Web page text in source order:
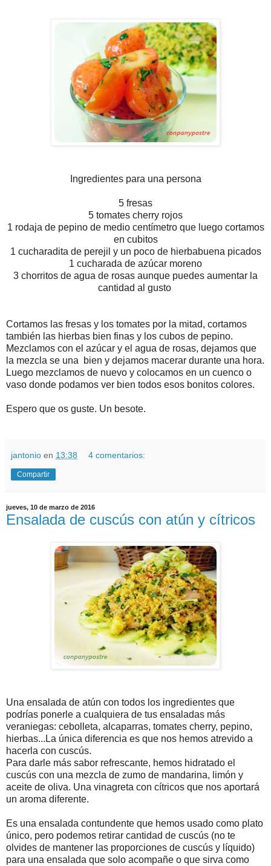
Ingredientes para una persona
5 fresas
5 tomates cherry rojos
1 rodaja de pepino de medio centímetro que luego cortamos
en cubitos
1 cucharadita de perejil y un poco de hierbabuena picados
1 cucharada de azúcar moreno
3 chorritos de agua de rosas aunque puedes aumentar la
cantidad al gusto
Cortamos las fresas y los tomates por la mitad, cortamos
también las hierbas bien finas y los cubos de pepino.
Mezclamos con el azúcar y el agua de rosas, dejamos que
la mezcla se una bien y dejamos macerar durante una hora.
Luego mezclamos de nuevo y colocamos en un cuenco o
vaso donde podamos ver bien todos esos bonitos colores.
Espero que os guste. Un besote.
jantonio en 13:38 4 comentarios:
Compartir
jueves, 10 de marzo de 2016
Ensalada de cuscús con atún y cítricos
Una ensalada de atún con todos los ingredientes que
podrías ponerle a cualquiera de tus ensaladas más
veraniegas: cebolleta, alcaparras, tomates cherry, pepino,
hierbas...La única diferencia es que nos hemos atrevido a
hacerla con cuscús.
Para darle más sabor refrescante, hemos hidratado el
cuscús con una mezcla de zumo de mandarina, limón y
aceite de oliva. Una vinagreta con cítricos que nos aportará
un aroma diferente.
Es una ensalada contundente que hemos usado como plato
único, pero podemos retirar cantidad de cuscús (no te
olvides de mantener las proporciones de cuscús y líquido)
para una ensalada que solo acompañe o que sirva como